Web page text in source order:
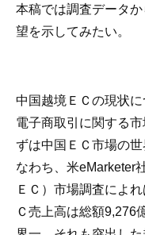
本稿では調査データ
望を示してみたい。
中国越境ＥＣの現状
電子商取引に関する市
ずは中国ＥＣ市場の
なわち、米eMarketer
ＥＣ）市場調査によ
Ｃ売上高は総額9,276